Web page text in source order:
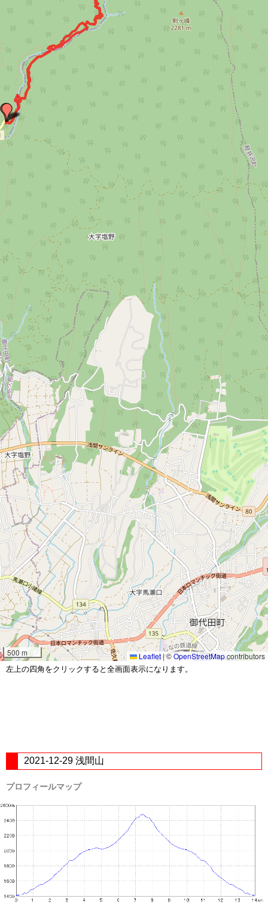
500 m Leaflet|©OpenStreetMapcontributors
左上の四角をクリックすると全画面表示になります。
2021-12-29 浅間山
プロフィールマップ